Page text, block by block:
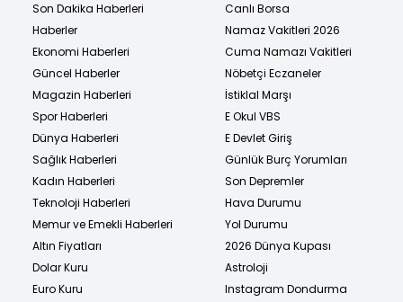
Son Dakika Haberleri
Haberler
Ekonomi Haberleri
Güncel Haberler
Magazin Haberleri
Spor Haberleri
Dünya Haberleri
Sağlık Haberleri
Kadın Haberleri
Teknoloji Haberleri
Memur ve Emekli Haberleri
Altın Fiyatları
Dolar Kuru
Euro Kuru
Canlı Borsa
Namaz Vakitleri 2026
Cuma Namazı Vakitleri
Nöbetçi Eczaneler
İstiklal Marşı
E Okul VBS
E Devlet Giriş
Günlük Burç Yorumları
Son Depremler
Hava Durumu
Yol Durumu
2026 Dünya Kupası
Astroloji
Instagram Dondurma